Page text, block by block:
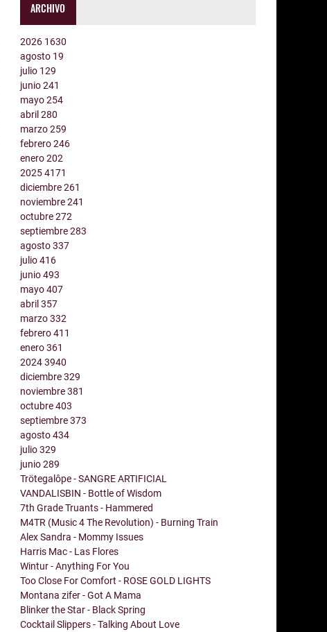
ARCHIVO
2026 1630
agosto 19
julio 129
junio241
mayo254
abril280
marzo259
febrero246
enero202
20254171
diciembre261
noviembre241
octubre272
septiembre283
agosto337
julio416
junio493
mayo407
abril357
marzo332
febrero411
enero361
20243940
diciembre329
noviembre381
octubre403
septiembre373
agosto434
julio329
junio289
Trötegalôpe - SANGRE ARTIFICIAL
VANDALISBIN - Bottle of Wisdom
7th Grade Truants - Hammered
M4TR (Music 4 The Revolution) - Burning Train
Alex Sandra - Mommy Issues
Harris Mac - Las Flores
Wintur - Anything For You
Too Close For Comfort - ROSE GOLD LIGHTS
Montana zifer - Got A Mama
Blinker the Star - Black Spring
Cocktail Slippers - Talking About Love